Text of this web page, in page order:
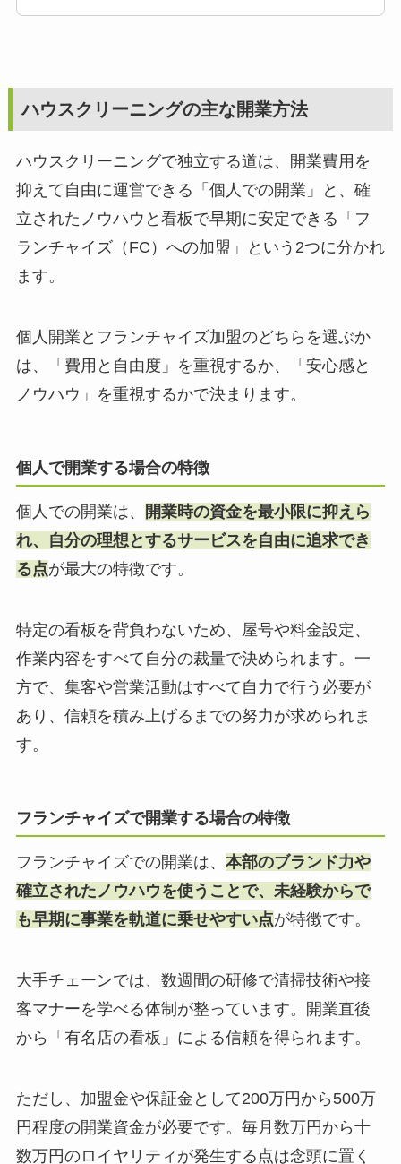
ハウスクリーニングの主な開業方法
ハウスクリーニングで独立する道は、開業費用を
抑えて自由に運営できる「個人での開業」と、確
立されたノウハウと看板で早期に安定できる「フ
ランチャイズ（FC）への加盟」という2つに分かれ
ます。
個人開業とフランチャイズ加盟のどちらを選ぶか
は、「費用と自由度」を重視するか、「安心感と
ノウハウ」を重視するかで決まります。
個人で開業する場合の特徴
個人での開業は、
開業時の資金を最小限に抑えら
れ、自分の理想とするサービスを自由に追求でき
る点が最大の特徴です。
特定の看板を背負わないため、屋号や料金設定、
作業内容をすべて自分の裁量で決められます。一
方で、集客や営業活動はすべて自力で行う必要が
あり、信頼を積み上げるまでの努力が求められま
す。
フランチャイズで開業する場合の特徴
フランチャイズでの開業は、 本部のブランド力や
確立されたノウハウを使うことで、未経験からで
も早期に事業を軌道に乗せやすい点が特徴です。
大手チェーンでは、数週間の研修で清掃技術や接
客マナーを学べる体制が整っています。開業直後
から「有名店の看板」による信頼を得られます。
ただし、加盟金や保証金として200万円から500万
円程度の開業資金が必要です。毎月数万円から十
数万円のロイヤリティが発生する点は念頭に置く